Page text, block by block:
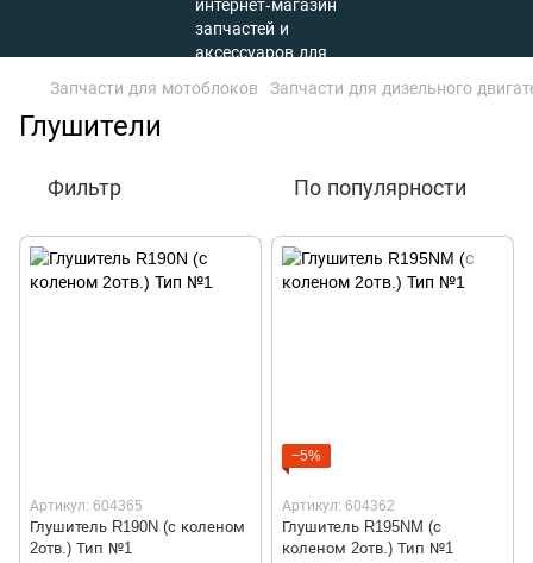
Запчасти для мотоблоков Запчасти для дизельного
Глушители
Фильтр По популярности
Артикул: 604365
Глушитель R190N (с коленом
2отв.) Тип №1
−5%
Артикул: 604362
Глушитель R195NM (с
коленом 2отв.) Тип №1